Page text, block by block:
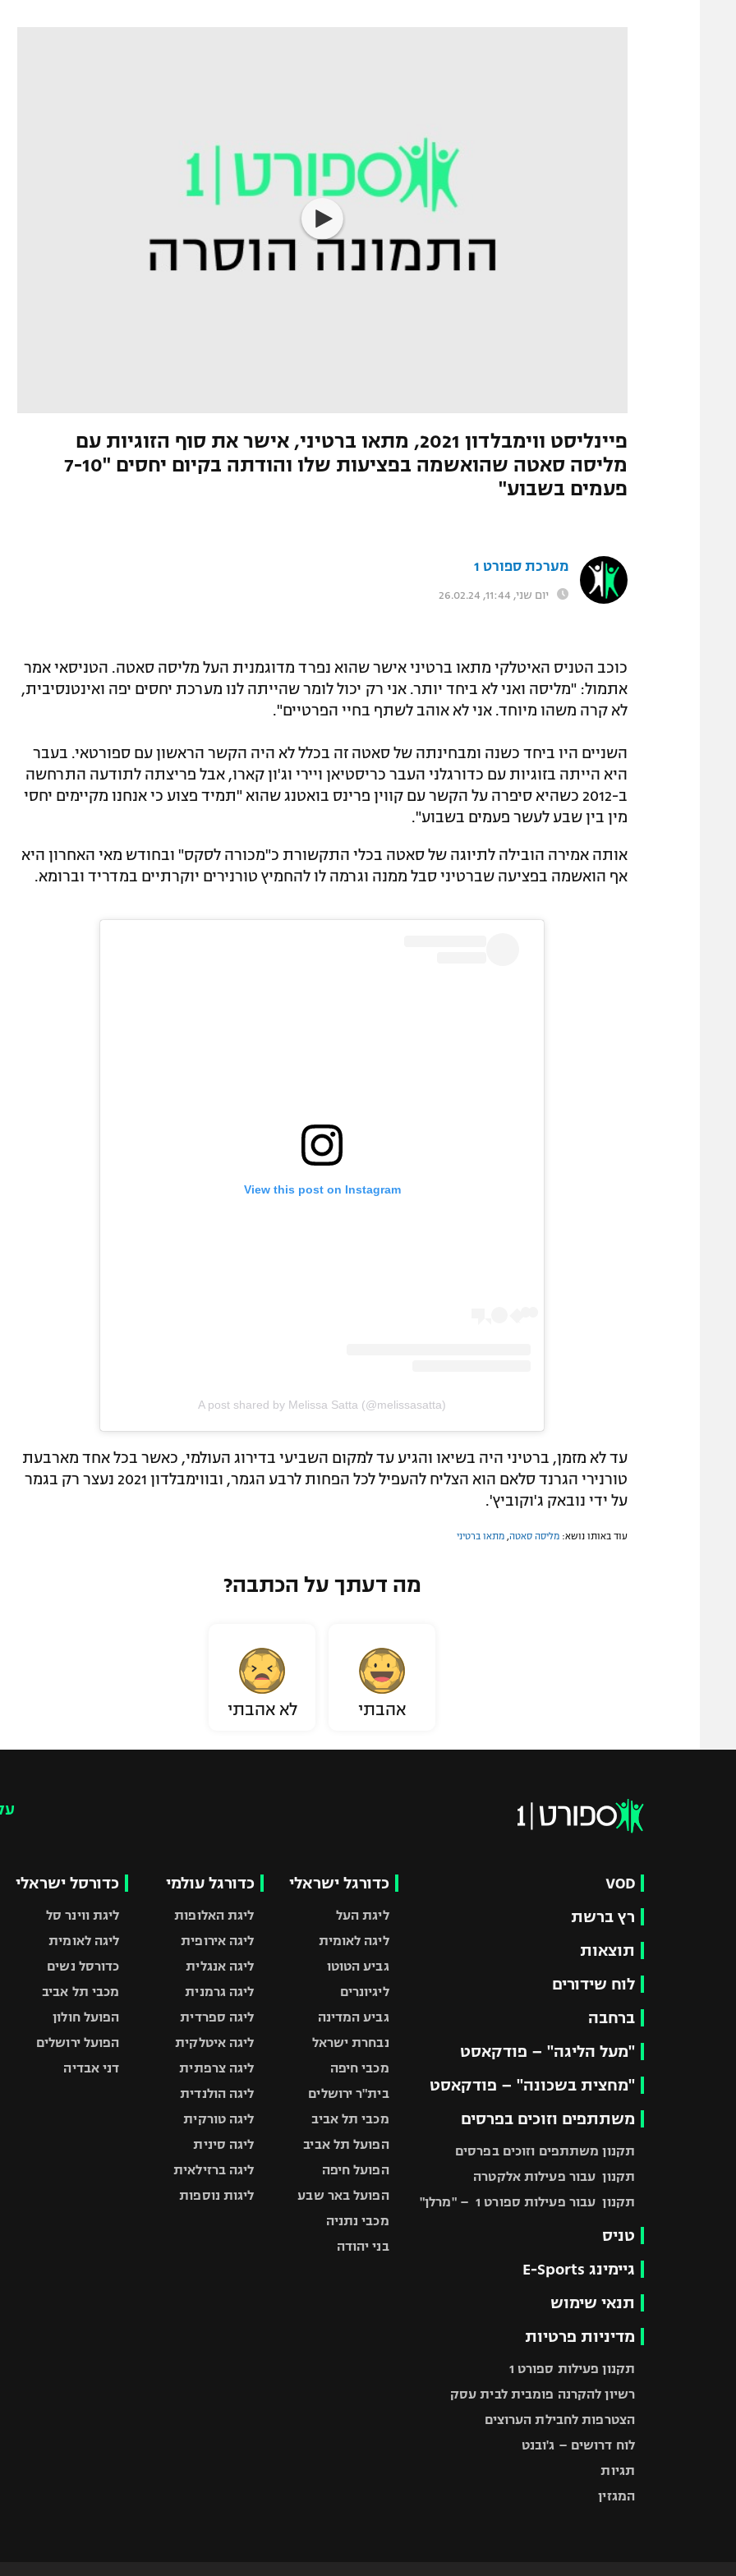
פיינליסט ווימבלדון 2021, מתאו ברטיני, אישר את סוף הזוגיות עם
מליסה סאטה שהואשמה בפציעות שלו והודתה בקיום יחסים "7-10
פעמים בשבוע"
מערכת ספורט 1
יום שני, 11:44, 26.02.24
כוכב הטניס האיטלקי מתאו ברטיני אישר שהוא נפרד מדוגמנית העל מליסה סאטה. הטניסאי אמר
אתמול: "מליסה ואני לא ביחד יותר. אני רק יכול לומר שהייתה לנו מערכת יחסים יפה ואינטנסיבית,
לא קרה משהו מיוחד. אני לא אוהב לשתף בחיי הפרטיים".
השניים היו ביחד כשנה ומבחינתה של סאטה זה בכלל לא היה הקשר הראשון עם ספורטאי. בעבר
היא הייתה בזוגיות עם כדורגלני העבר כריסטיאן ויירי וג'ון קארו, אבל פריצתה לתודעה התרחשה
ב-2012 כשהיא סיפרה על הקשר עם קווין פרינס בואטנג שהוא "תמיד פצוע כי אנחנו מקיימים יחסי
מין בין שבע לעשר פעמים בשבוע".
אותה אמירה הובילה לתיוגה של סאטה בכלי התקשורת כ"מכורה לסקס" ובחודש מאי האחרון היא
אף הואשמה בפציעה שברטיני סבל ממנה וגרמה לו להחמיץ טורנירים יוקרתיים במדריד וברומא.
View this post on Instagram
A post shared by Melissa Satta (@melissasatta)
עד לא מזמן, ברטיני היה בשיאו והגיע עד למקום השביעי בדירוג העולמי, כאשר בכל אחד מארבעת
טורנירי הגרנד סלאם הוא הצליח להעפיל לכל הפחות לרבע הגמר, ובווימבלדון 2021 נעצר רק בגמר
על ידי נובאק ג'וקוביץ'.
עוד באותו נושא: מליסה סאטה מתאו ברטיני
מה דעתך על הכתבה?
אהבתי לא אהבתי
VOD
רץ ברשת
תוצאות
לוח שידורים
ברחבה
"מעל הליגה" – פודקאסט
"מחצית בשכונה" – פודקאסט
משתתפים וזוכים בפרסים
תקנון משתתפים וזוכים בפרסים
תקנון עבור פעילות אלקטרה
תקנון עבור פעילות ספורט 1 – "מרלן"
טניס
גיימינג E-Sports
תנאי שימוש
מדיניות פרטיות
תקנון פעילות ספורט 1
רשיון להקרנה פומבית לבית עסק
הצטרפות לחבילת הערוצים
לוח דרושים – ג'ובנט
תגיות
המגזין
כדורגל ישראלי
ליגת העל
ליגה לאומית
גביע הטוטו
ליגיונרים
גביע המדינה
נבחרת ישראל
מכבי חיפה
בית"ר ירושלים
מכבי תל אביב
הפועל תל אביב
הפועל חיפה
הפועל באר שבע
מכבי נתניה
בני יהודה
כדורגל עולמי
ליגת האלופות
ליגה אירופית
ליגה אנגלית
ליגה גרמנית
ליגה ספרדית
ליגה איטלקית
ליגה צרפתית
ליגה הולנדית
ליגה טורקית
ליגה סינית
ליגה ברזילאית
ליגות נוספות
כדורסל ישראלי
ליגת ווינר סל
ליגה לאומית
כדורסל נשים
מכבי תל אביב
הפועל חולון
הפועל ירושלים
דני אבדיה